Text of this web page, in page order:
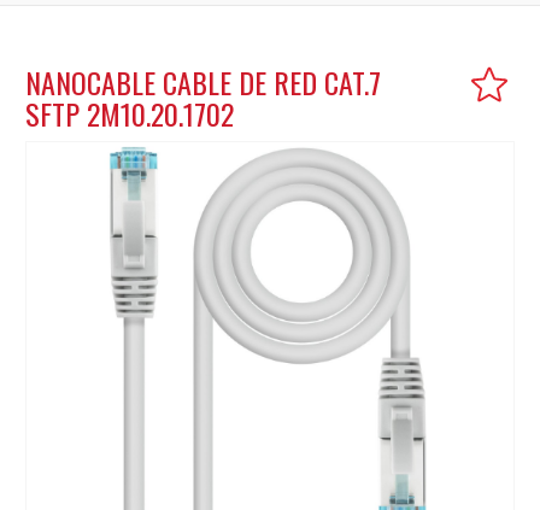
NANOCABLE CABLE DE RED CAT.7
SFTP 2M10.20.1702